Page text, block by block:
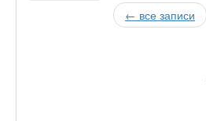
← все записи